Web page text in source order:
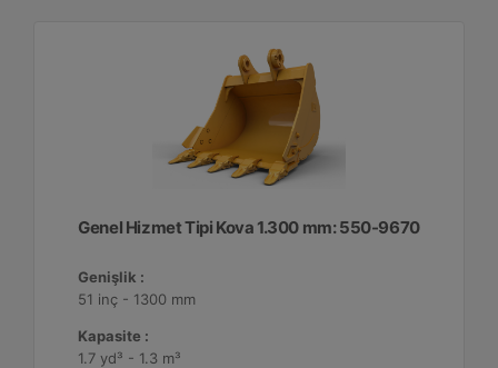
Genel Hizmet Tipi Kova 1.300 mm: 550-9670
Genişlik :
51 inç - 1300 mm
Kapasite :
1.7 yd³ - 1.3 m³